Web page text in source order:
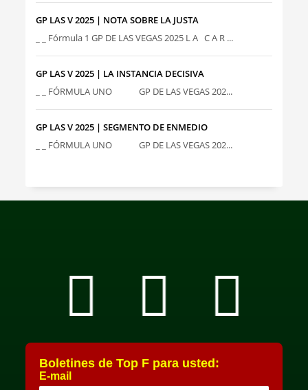
GP LAS V 2025 | NOTA SOBRE LA JUSTA
_ _ Fórmula 1 GP DE LAS VEGAS 2025 L A C A R ...
GP LAS V 2025 | LA INSTANCIA DECISIVA
_ _ FÓRMULA UNO GP DE LAS VEGAS 202...
GP LAS V 2025 | SEGMENTO DE ENMEDIO
_ _ FÓRMULA UNO GP DE LAS VEGAS 202...
Boletines de Top F para usted:
E-mail